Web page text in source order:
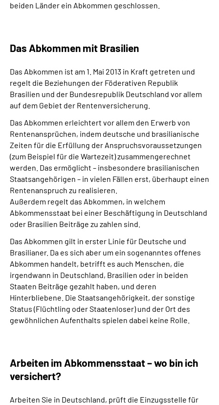
beiden Länder ein Abkommen geschlossen.
Das Abkommen mit Brasilien
Das Abkommen ist am 1. Mai 2013 in Kraft getreten und
regelt die Beziehungen der Föderativen Republik
Brasilien und der Bundesrepublik Deutschland vor allem
auf dem Gebiet der Rentenversicherung.
Das Abkommen erleichtert vor allem den Erwerb von
Rentenansprüchen, indem deutsche und brasilianische
Zeiten für die Erfüllung der Anspruchsvoraussetzungen
(zum Beispiel für die Wartezeit) zusammengerechnet
werden. Das ermöglicht – insbesondere brasilianischen
Staatsangehörigen – in vielen Fällen erst, überhaupt einen
Rentenanspruch zu realisieren.
Außerdem regelt das Abkommen, in welchem
Abkommensstaat bei einer Beschäftigung in Deutschland
oder Brasilien Beiträge zu zahlen sind.
Das Abkommen gilt in erster Linie für Deutsche und
Brasilianer. Da es sich aber um ein sogenanntes offenes
Abkommen handelt, betrifft es auch Menschen, die
irgendwann in Deutschland, Brasilien oder in beiden
Staaten Beiträge gezahlt haben, und deren
Hinterbliebene. Die Staatsangehörigkeit, der sonstige
Status (Flüchtling oder Staatenloser) und der Ort des
gewöhnlichen Aufenthalts spielen dabei keine Rolle.
Arbeiten im Abkommensstaat – wo bin ich
versichert?
Arbeiten Sie in Deutschland, prüft die Einzugsstelle für